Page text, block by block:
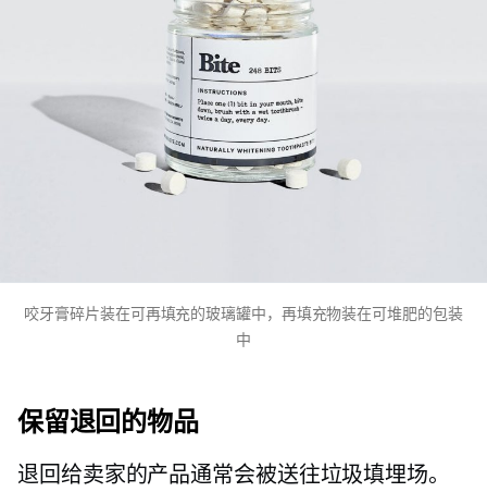
咬牙膏碎片装在可再填充的玻璃罐中，再填充物装在可堆肥的包装
中
保留退回的物品
退回给卖家的产品通常会被送往垃圾填埋场。